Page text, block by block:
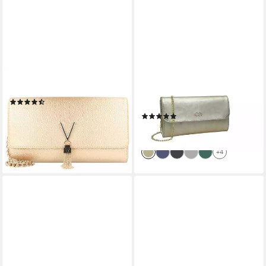
(35)
67,99 € UVP 79,99 €
lieferbar - in 2-3 Werktagen bei dir
separaten Fächern
(3)
64,99 €
lieferbar - in 2-3 Werktagen bei dir
+4